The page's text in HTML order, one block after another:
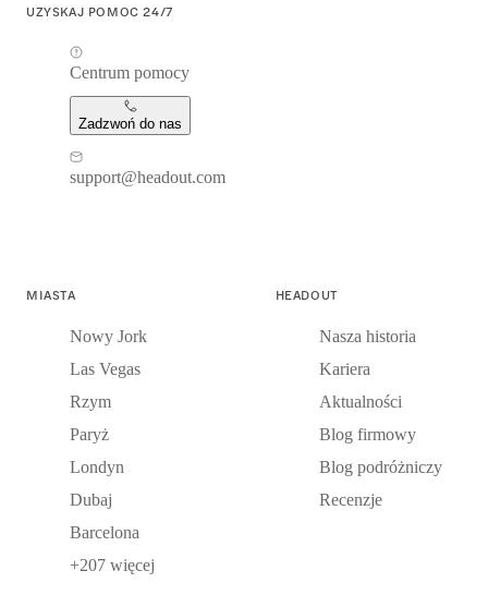
UZYSKAJ POMOC 24/7
Centrum pomocy
Zadzwoń do nas
support@headout.com
MIASTA
Nowy Jork
Las Vegas
Rzym
Paryż
Londyn
Dubaj
Barcelona
+207 więcej
HEADOUT
Nasza historia
Kariera
Aktualności
Blog firmowy
Blog podróżniczy
Recenzje